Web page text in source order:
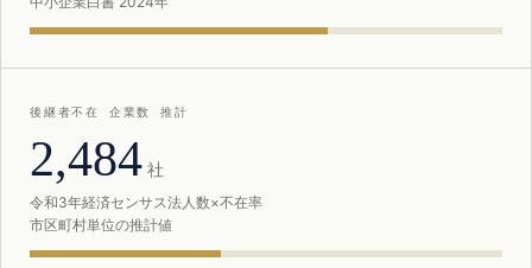
後継者不在 企業数 推計
2,484 社
令和3年経済センサス法人数×不在率
市区町村単位の推計値